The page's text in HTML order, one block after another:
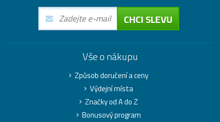
CHCI SLEVU
Vše o nákupu
Způsob doručení a ceny
Výdejní místa
Značky od A do Z
Bonusový program